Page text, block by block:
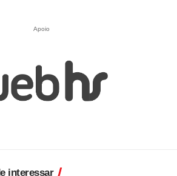
Apoio
interessar